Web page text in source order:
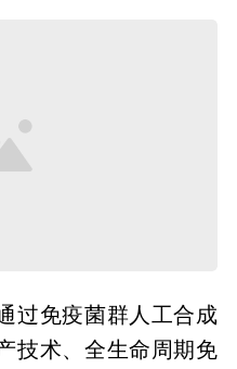
过免疫菌群人工合成
技术、全生命周期免